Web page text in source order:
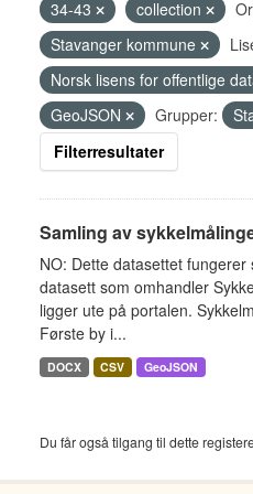
34-43
collection
Stavanger kommune
Norsk lisens for offentlige
GeoJSON
Grupper:
Filterresultater
Samling av
NO: Dette datasettet
datasett som omhandler
ligger ute på portalen.
Første by i...
DOCX CSV GeoJSON
Du får også tilgang til dette